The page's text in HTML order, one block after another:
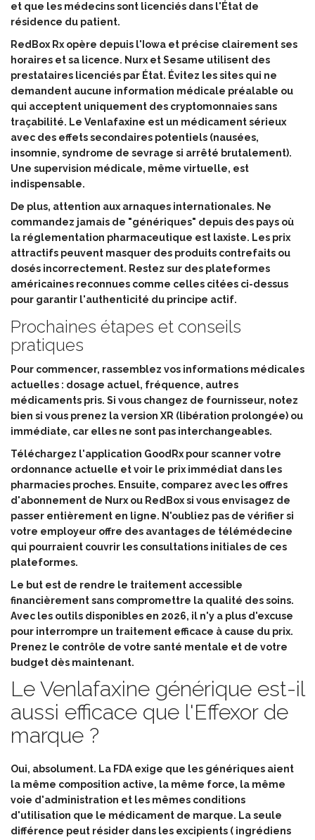
et que les médecins sont licenciés dans l'État de
résidence du patient.
RedBox Rx opère depuis l'Iowa et précise clairement ses
horaires et sa licence. Nurx et Sesame utilisent des
prestataires licenciés par État. Évitez les sites qui ne
demandent aucune information médicale préalable ou
qui acceptent uniquement des cryptomonnaies sans
traçabilité. Le Venlafaxine est un médicament sérieux
avec des effets secondaires potentiels (nausées,
insomnie, syndrome de sevrage si arrêté brutalement).
Une supervision médicale, même virtuelle, est
indispensable.
De plus, attention aux arnaques internationales. Ne
commandez jamais de "génériques" depuis des pays où
la réglementation pharmaceutique est laxiste. Les prix
attractifs peuvent masquer des produits contrefaits ou
dosés incorrectement. Restez sur des plateformes
américaines reconnues comme celles citées ci-dessus
pour garantir l'authenticité du principe actif.
Prochaines étapes et conseils
pratiques
Pour commencer, rassemblez vos informations médicales
actuelles : dosage actuel, fréquence, autres
médicaments pris. Si vous changez de fournisseur, notez
bien si vous prenez la version XR (libération prolongée) ou
immédiate, car elles ne sont pas interchangeables.
Téléchargez l'application GoodRx pour scanner votre
ordonnance actuelle et voir le prix immédiat dans les
pharmacies proches. Ensuite, comparez avec les offres
d'abonnement de Nurx ou RedBox si vous envisagez de
passer entièrement en ligne. N'oubliez pas de vérifier si
votre employeur offre des avantages de télémédecine
qui pourraient couvrir les consultations initiales de ces
plateformes.
Le but est de rendre le traitement accessible
financièrement sans compromettre la qualité des soins.
Avec les outils disponibles en 2026, il n'y a plus d'excuse
pour interrompre un traitement efficace à cause du prix.
Prenez le contrôle de votre santé mentale et de votre
budget dès maintenant.
Le Venlafaxine générique est-il
aussi efficace que l'Effexor de
marque ?
Oui, absolument. La FDA exige que les génériques aient
la même composition active, la même force, la même
voie d'administration et les mêmes conditions
d'utilisation que le médicament de marque. La seule
différence peut résider dans les excipients ( ingrédiens